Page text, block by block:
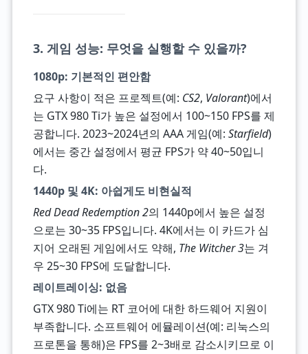
3. 게임 성능: 무엇을 실행할 수 있을까?
1080p: 기본적인 편안함
요구 사항이 적은 프로젝트(예: CS2, Valorant)에서
는 GTX 980 Ti가 높은 설정에서 100~150 FPS를 제
공합니다. 2023~2024년의 AAA 게임(예: Starfield)
에서는 중간 설정에서 평균 FPS가 약 40~50입니
다.
1440p 및 4K: 아쉽게도 비현실적
Red Dead Redemption 2의 1440p에서 높은 설정
으로는 30~35 FPS입니다. 4K에서는 이 카드가 심
지어 오래된 게임에서도 약해, The Witcher 3는 겨
우 25~30 FPS에 도달합니다.
레이트레이싱: 없음
GTX 980 Ti에는 RT 코어에 대한 하드웨어 지원이
부족합니다. 소프트웨어 에뮬레이션(예: 리눅스의
프로톤을 통해)은 FPS를 2~3배로 감소시키므로 이